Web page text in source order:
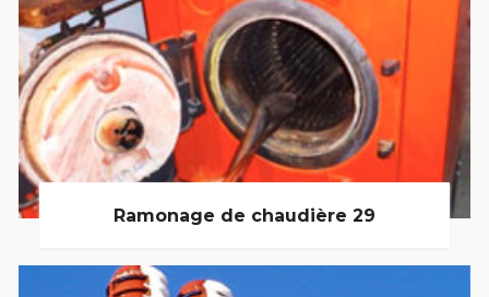
Ramonage de chaudière 29